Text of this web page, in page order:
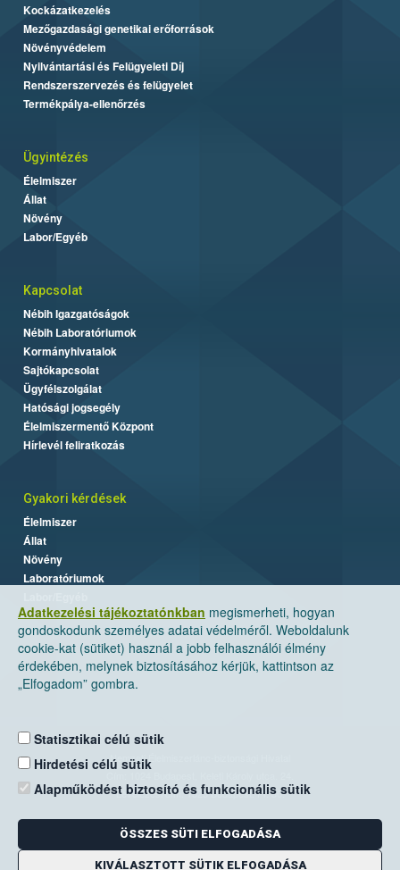
Adatkezelési tájékoztatónkban megismerheti, hogyan
gondoskodunk személyes adatai védelméről. Weboldalunk
cookie-kat (sütiket) használ a jobb felhasználói élmény
érdekében, melynek biztosításához kérjük, kattintson az
„Elfogadom” gombra.
Statisztikai célú sütik
Hirdetési célú sütik
Alapműködést biztosító és funkcionális sütik
ÖSSZES SÜTI ELFOGADÁSA
KIVÁLASZTOTT SÜTIK ELFOGADÁSA
Kockázatkezelés
Mezőgazdasági genetikai erőforrások
Növényvédelem
Nyilvántartási és Felügyeleti Díj
Rendszerszervezés és felügyelet
Termékpálya-ellenőrzés
Ügyintézés
Élelmiszer
Állat
Növény
Labor/Egyéb
Kapcsolat
Nébih Igazgatóságok
Nébih Laboratóriumok
Kormányhivatalok
Sajtókapcsolat
Ügyfélszolgálat
Hatósági jogsegély
Élelmiszermentő Központ
Hírlevél feliratkozás
Gyakori kérdések
Élelmiszer
Állat
Növény
Laboratóriumok
Nemzeti Élelmiszerlánc-biztonsági Hivatal
Levelezési cím: 1525 Budapest. Pf. 30.
E-mail:ugyfelszolgalat@nebih.gov.hu
Zöld szám: 06-80/263-244